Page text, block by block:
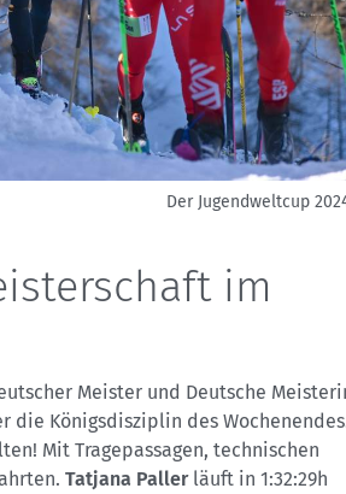
Der Jugendweltcup
im
Meister und Deutsche
die Königsdisziplin des
Mit Tragepassagen, technischen
Tatjana Pallerläuft in 1:32:29h